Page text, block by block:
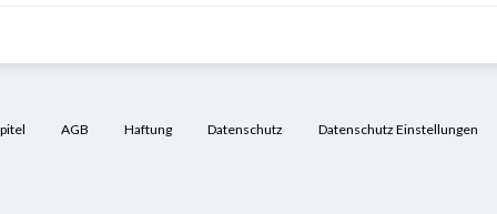
AGB Haftung Datenschutz Datenschutz Einstellungen